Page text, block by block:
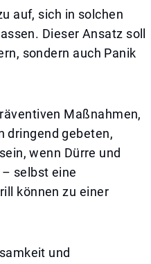
auf, sich in solchen
Dieser Ansatz soll
sondern auch Panik
Maßnahmen,
dringend gebeten,
wenn Dürre und
selbst eine
können zu einer
und